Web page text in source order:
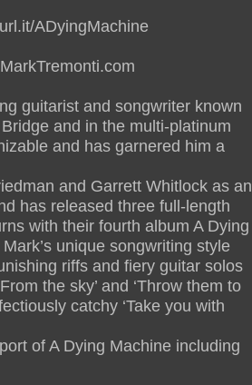
ADyingMachine
guitarist and songwriter known
and in the multi-platinum
and has garnered him a
and Garrett Whitlock as an
has released three full-length
with their fourth album A Dying
unique songwriting style
riffs and fiery guitar solos
the sky’ and ‘Throw them to
catchy ‘Take you with
of A Dying Machine including